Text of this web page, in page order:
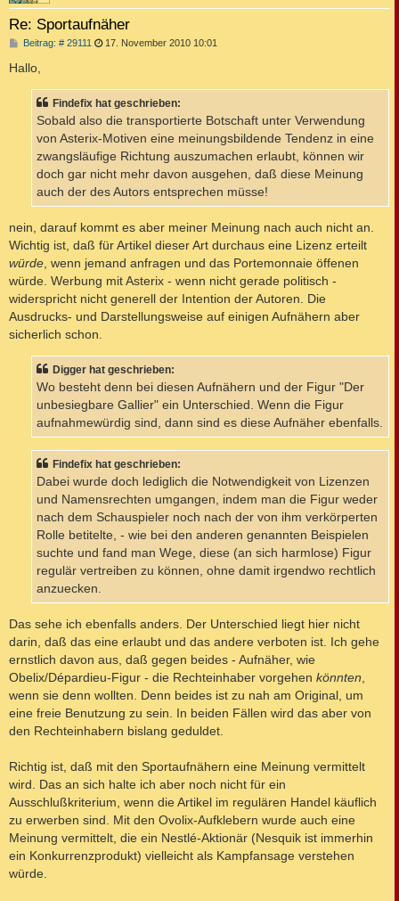
Re: Sportaufnäher
Beitrag: # 29111 B
r
a
17. November 2010 10:01
Hallo,
Findefix hat geschrieben:
Sobald also die transportierte Botschaft unter Verwendung
von Asterix-Motiven eine meinungsbildende Tendenz in eine
zwangsläufige Richtung auszumachen erlaubt, können wir
doch gar nicht mehr davon ausgehen, daß diese Meinung
auch der des Autors entsprechen müsse!
nein, darauf kommt es aber meiner Meinung nach auch nicht an.
Wichtig ist, daß für Artikel dieser Art durchaus eine Lizenz erteilt
würde, wenn jemand anfragen und das Portemonnaie öffenen
würde. Werbung mit Asterix - wenn nicht gerade politisch -
widerspricht nicht generell der Intention der Autoren. Die
Ausdrucks- und Darstellungsweise auf einigen Aufnähern aber
sicherlich schon.
Digger hat geschrieben:
Wo besteht denn bei diesen Aufnähern und der Figur "Der
unbesiegbare Gallier" ein Unterschied. Wenn die Figur
aufnahmewürdig sind, dann sind es diese Aufnäher ebenfalls.
Findefix hat geschrieben:
Dabei wurde doch lediglich die Notwendigkeit von Lizenzen
und Namensrechten umgangen, indem man die Figur weder
nach dem Schauspieler noch nach der von ihm verkörperten
Rolle betitelte, - wie bei den anderen genannten Beispielen
suchte und fand man Wege, diese (an sich harmlose) Figur
regulär vertreiben zu können, ohne damit irgendwo rechtlich
anzuecken.
Das sehe ich ebenfalls anders. Der Unterschied liegt hier nicht
darin, daß das eine erlaubt und das andere verboten ist. Ich gehe
ernstlich davon aus, daß gegen beides - Aufnäher, wie
Obelix/Dépardieu-Figur - die Rechteinhaber vorgehen könnten
wenn sie denn wollten. Denn beides ist zu nah am Original, um
eine freie Benutzung zu sein. In beiden Fällen wird das aber von
den Rechteinhabern bislang geduldet.
Richtig ist, daß mit den Sportaufnähern eine Meinung vermittelt
wird. Das an sich halte ich aber noch nicht für ein
Ausschlußkriterium, wenn die Artikel im regulären Handel käuflich
zu erwerben sind. Mit den Ovolix-Aufklebern wurde auch eine
Meinung vermittelt, die ein Nestlé-Aktionär (Nesquik ist immerhin
ein Konkurrenzprodukt) vielleicht als Kampfansage verstehen
würde.